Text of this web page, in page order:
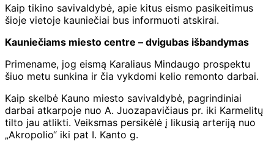
Kaip tikino savivaldybė, apie kitus eismo pasikeitimus
šioje vietoje kauniečiai bus informuoti atskirai.
Kauniečiams miesto centre – dvigubas išbandymas
Primename, jog eismą Karaliaus Mindaugo prospektu
šiuo metu sunkina ir čia vykdomi kelio remonto darbai.
Kaip skelbė Kauno miesto savivaldybė, pagrindiniai
darbai atkarpoje nuo A. Juozapavičiaus pr. iki Karmelitų
tilto jau atlikti. Veiksmas persikėlė į likusią arteriją nuo
„Akropolio“ iki pat I. Kanto g.